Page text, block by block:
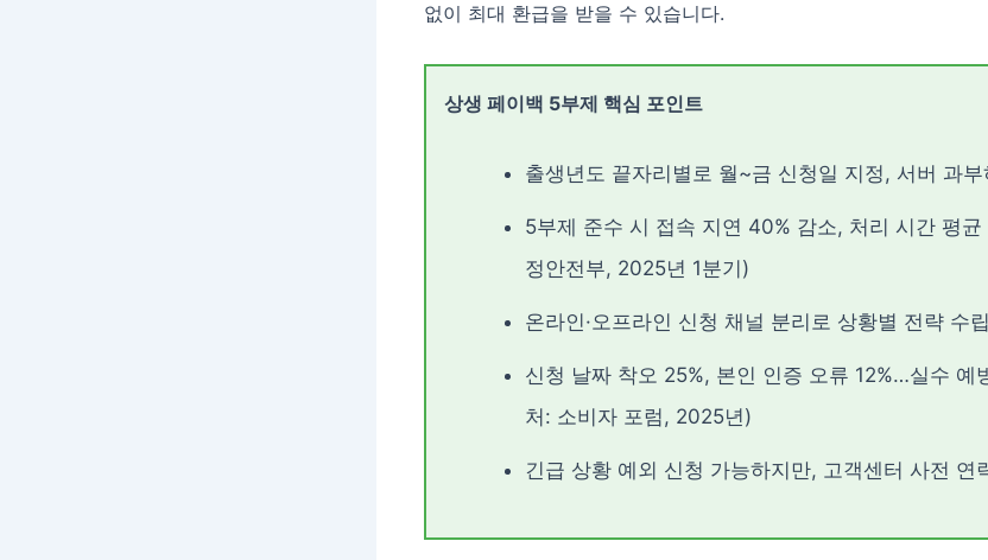
없이 최대 환급을 받을 수 있습니다.
상생 페이백 5부제 핵심 포인트
출생년도 끝자리별로 월~금 신청일 지정, 서버 과
5부제 준수 시 접속 지연 40% 감소, 처리 시간 평
정안전부, 2025년 1분기)
온라인·오프라인 신청 채널 분리로 상황별 전략 수
신청 날짜 착오 25%, 본인 인증 오류 12%…실수 예
처: 소비자 포럼, 2025년)
긴급 상황 예외 신청 가능하지만, 고객센터 사전 연